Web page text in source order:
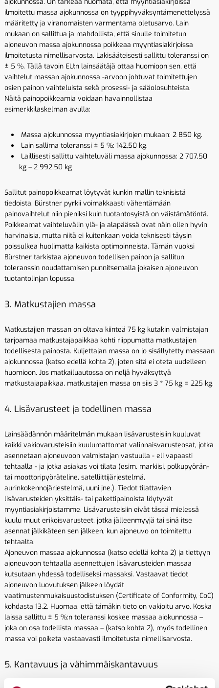
ilmoitettu massa ajokunnossa on tyyppihyväksyntämenettelyssä
määritetty ja viranomaisten varmentama oletusarvo. Lain
mukaan on sallittua ja mahdollista, että sinulle toimitetun
ajoneuvon massa ajokunnossa poikkeaa myyntiasiakirjoissa
ilmoitetusta nimellisarvosta. Lakisääteisesti sallittu toleranssi on
± 5 %. Tällä tavoin EU:n lainsäätäjä ottaa huomioon sen, että
vaihtelut massan ajokunnossa -arvoon johtuvat toimitettujen
osien painon vaihteluista sekä prosessi- ja sääolosuhteista.
Näitä painopoikkeamia voidaan havainnollistaa
esimerkkilaskelman avulla:
Massa ajokunnossa myyntiasiakirjojen mukaan: 2 850 kg.
Lain sallima toleranssi ± 5 %: 142,50 kg.
Laillisesti sallittu vaihteluväli massa ajokunnossa: 2 707,50
kg – 2 992,50 kg
Sallitut painopoikkeamat löytyvät kunkin mallin teknisistä
tiedoista. Bürstner pyrkii voimakkaasti vähentämään
painovaihtelut niin pieniksi kuin tuotantosyistä on väistämätöntä.
Poikkeamat vaihteluvälin ylä- ja alapäässä ovat näin ollen hyvin
harvinaisia, mutta niitä ei kuitenkaan voida teknisesti täysin
poissulkea huolimatta kaikista optimoinneista. Tämän vuoksi
Bürstner tarkistaa ajoneuvon todellisen painon ja sallitun
toleranssin noudattamisen punnitsemalla jokaisen ajoneuvon
tuotantolinjan lopussa.
3. Matkustajien massa
Matkustajien massan on oltava kiinteä 75 kg kutakin valmistajan
tarjoamaa matkustajapaikkaa kohti riippumatta matkustajien
todellisesta painosta. Kuljettajan massa on jo sisällytetty massaan
ajokunnossa (katso edellä kohta 2), joten sitä ei oteta uudelleen
huomioon. Jos matkailuautossa on neljä hyväksyttyä
matkustajapaikkaa, matkustajien massa on siis 3 * 75 kg = 225 kg.
4. Lisävarusteet ja todellinen massa
Lainsäädännön määritelmän mukaan lisävarusteisiin kuuluvat
kaikki vakiovarusteisiin kuulumattomat valinnaisvarusteosat, jotka
asennetaan ajoneuvoon valmistajan vastuulla - eli vapaasti
tehtaalla - ja jotka asiakas voi tilata (esim. markiisi, polkupyörän-
tai moottoripyöräteline, satelliittijärjestelmä,
aurinkokennojärjestelmä, uuni jne.). Tiedot tilattavien
lisävarusteiden yksittäis- tai pakettipainoista löytyvät
myyntiasiakirjoistamme. Lisävarusteisiin eivät tässä mielessä
kuulu muut erikoisvarusteet, jotka jälleenmyyjä tai sinä itse
asennat jälkikäteen sen jälkeen, kun ajoneuvo on toimitettu
tehtaalta.
Ajoneuvon massaa ajokunnossa (katso edellä kohta 2) ja tiettyyn
ajoneuvoon tehtaalla asennettujen lisävarusteiden massaa
kutsutaan yhdessä todelliseksi massaksi. Vastaavat tiedot
ajoneuvon luovutuksen jälkeen löydät
vaatimustenmukaisuustodistuksen (Certificate of Conformity, CoC)
kohdasta 13.2. Huomaa, että tämäkin tieto on vakioitu arvo. Koska
laissa sallittu ± 5 %:n toleranssi koskee massaa ajokunnossa –
joka on osa todellista massaa – (katso kohta 2), myös todellinen
massa voi poiketa vastaavasti ilmoitetusta nimellisarvosta.
5. Kantavuus ja vähimmäiskantavuus